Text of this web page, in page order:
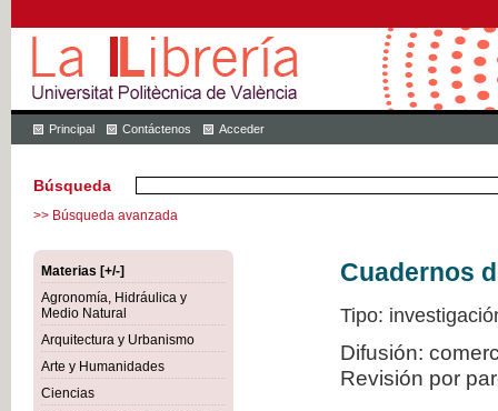
Principal Contáctenos Acceder
Búsqueda
>> Búsqueda avanzada
Materias [+/-]
Agronomía, Hidráulica y
Medio Natural
Arquitectura y Urbanismo
Arte y Humanidades
Ciencias
Cuadernos
Tipo:
Difusión:
Revisión por